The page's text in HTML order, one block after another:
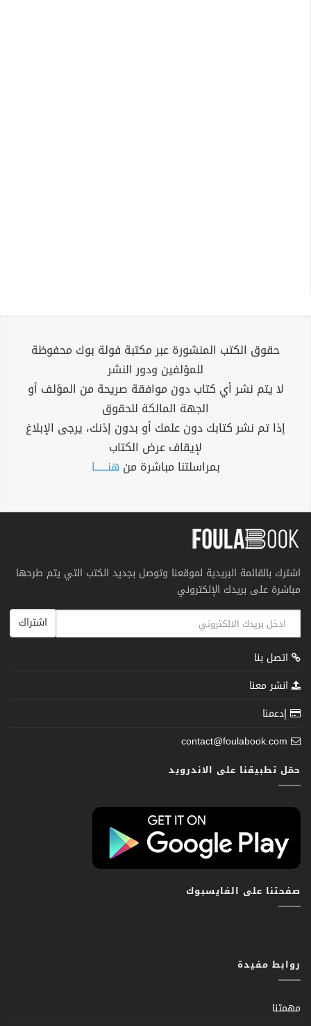
حقوق الكتب المنشورة عبر مكتبة فولة بوك محفوظة
للمؤلفين ودور النشر
لا يتم نشر أي كتاب دون موافقة صريحة من المؤلف أو
الجهة المالكة للحقوق
إذا تم نشر كتابك دون علمك أو بدون إذنك، يرجى الإبلاغ
لإيقاف عرض الكتاب
بمراسلتنا مباشرة من هنــــــا
اشترك بالقائمة البريدية لموقعنا وتوصل بجديد الكتب التي يتم طرحها
مباشرة على بريدك الإلكتروني
اشتراك
اتصل بنا
انشر معنا
إدعمنا
contact@foulabook.com
حمّل تطبيقنا على الاندرويد
صفحتنا على الفايسبوك
روابط مفيدة
مهمتنا